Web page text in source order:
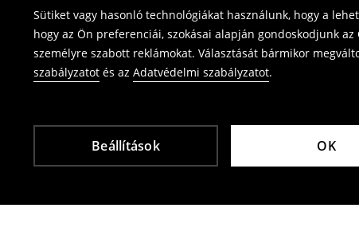
Sütiket vagy hasonló technológiákat használunk, hogy a
hogy az Ön preferenciái, szokásai alapján gondoskodjunk
személyre szabott reklámokat. Választását bármikor
szabályzatot és az Adatvédelmi szabályzatot.
Beállítások OK
Termék visszavétel